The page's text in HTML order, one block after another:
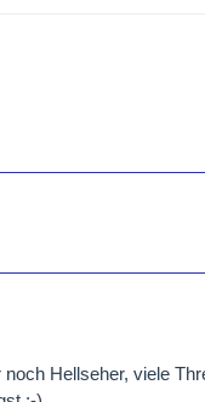
Hellseher, viele